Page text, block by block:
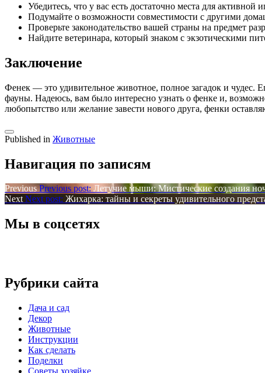
Убедитесь, что у вас есть достаточно места для активной
Подумайте о возможности совместимости с другими
Проверьте законодательство вашей страны на предмет
Найдите ветеринара, который знаком с экзотическими
Заключение
Фенек — это удивительное животное, полное загадок и
фауны. Надеюсь, вам было интересно узнать о фенке и,
любопытство или желание завести нового друга, фенки
Published in Животные
Навигация по записям
Previous Previous post: Летучие мыши: Мистические создания
Next Next post: Жихарка: тайны и секреты удивительного
Мы в соцсетях
Рубрики сайта
Дача и сад
Декор
Животные
Инструкции
Как сделать
Поделки
Советы хозяйке